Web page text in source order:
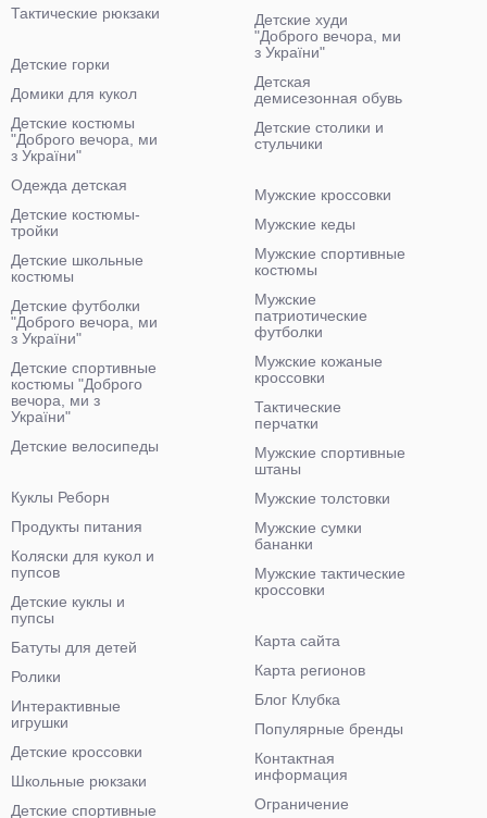
Тактические рюкзаки
Детские худи
"Доброго вечора, ми
з України"
Детская
демисезонная обувь
Детские столики и
стульчики
Детские горки
Домики для кукол
Детские костюмы
"Доброго вечора, ми
з України"
Одежда детская
Детские костюмы-
тройки
Детские школьные
костюмы
Детские футболки
"Доброго вечора, ми
з України"
Детские спортивные
костюмы "Доброго
вечора, ми з
України"
Детские велосипеды
Мужские кроссовки
Мужские кеды
Мужские спортивные
костюмы
Мужские
патриотические
футболки
Мужские кожаные
кроссовки
Тактические
перчатки
Мужские спортивные
штаны
Мужские толстовки
Мужские сумки
бананки
Мужские тактические
кроссовки
Куклы Реборн
Продукты питания
Коляски для кукол и
пупсов
Детские куклы и
пупсы
Батуты для детей
Ролики
Интерактивные
игрушки
Детские кроссовки
Школьные рюкзаки
Детские спортивные
Карта сайта
Карта регионов
Блог Клубка
Популярные бренды
Контактная
информация
Ограничение